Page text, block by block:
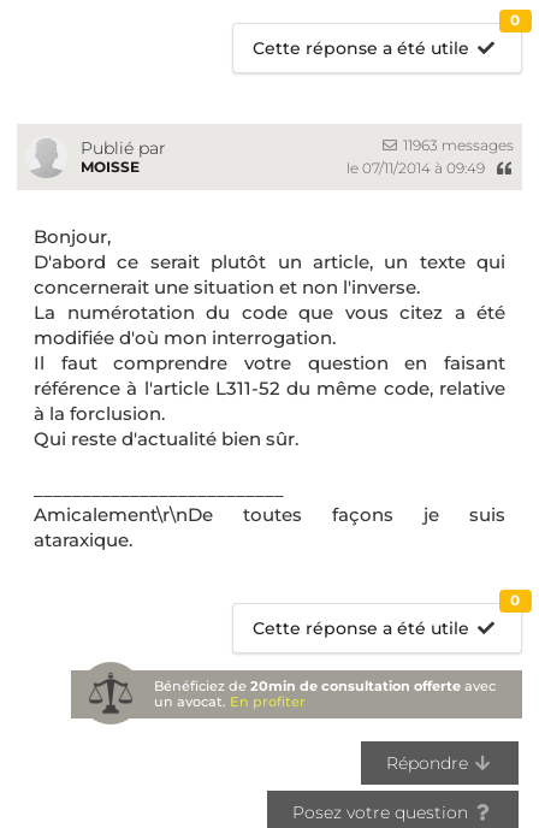
Cette réponse a été utile
0
Publié par
MOISSE
11963 messages
le 07/11/2014 à 09:49
Bonjour,
D'abord ce serait plutôt un article, un texte qui
concernerait une situation et non l'inverse.
La numérotation du code que vous citez a été
modifiée d'où mon interrogation.
Il faut comprendre votre question en faisant
référence à l'article L311-52 du même code, relative
à la forclusion.
Qui reste d'actualité bien sûr.
Amicalement\r\nDe toutes façons je suis
ataraxique.
Cette réponse a été utile
0
Bénéficiez de20min de consultation offerte avec
un avocat. En profiter
Répondre
Posez votre question